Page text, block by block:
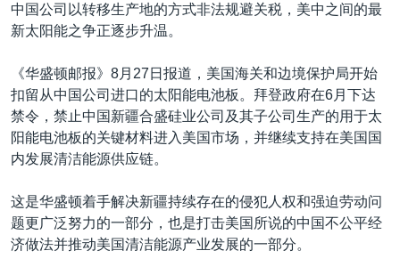
关注西藏
GEN Z 看美国
中国公司以转移生产地的方式非法规避关税，美中之间的最
新太阳能之争正逐步升温。
《华盛顿邮报》8月27日报道，美国海关和边境保护局开始
扣留从中国公司进口的太阳能电池板。拜登政府在6月下达
禁令，禁止中国新疆合盛硅业公司及其子公司生产的用于太
阳能电池板的关键材料进入美国市场，并继续支持在美国国
内发展清洁能源供应链。
这是华盛顿着手解决新疆持续存在的侵犯人权和强迫劳动问
题更广泛努力的一部分，也是打击美国所说的中国不公平经
济做法并推动美国清洁能源产业发展的一部分。